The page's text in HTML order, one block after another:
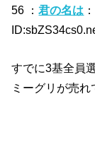
56 ：君の名は
すでに3基全員
ミーグリが売れ